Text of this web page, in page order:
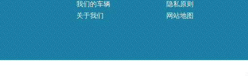
我们的车辆
关于我们
隐私原则
网站地图